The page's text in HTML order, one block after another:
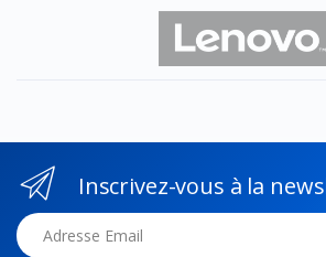
Inscrivez-vous à la
Adresse Email